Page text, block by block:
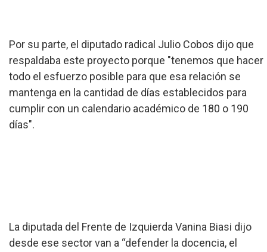
Por su parte, el diputado radical Julio Cobos dijo que
respaldaba este proyecto porque "tenemos que hacer
todo el esfuerzo posible para que esa relación se
mantenga en la cantidad de días establecidos para
cumplir con un calendario académico de 180 o 190
días".
La diputada del Frente de Izquierda Vanina Biasi dijo
desde ese sector van a “defender la docencia, el